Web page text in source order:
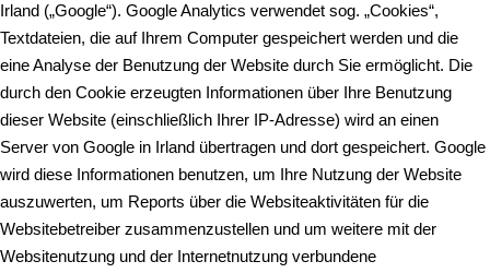
Irland („Google“). Google Analytics verwendet sog. „Cookies“,
Textdateien, die auf Ihrem Computer gespeichert werden und die
eine Analyse der Benutzung der Website durch Sie ermöglicht. Die
durch den Cookie erzeugten Informationen über Ihre Benutzung
dieser Website (einschließlich Ihrer IP-Adresse) wird an einen
Server von Google in Irland übertragen und dort gespeichert. Google
wird diese Informationen benutzen, um Ihre Nutzung der Website
auszuwerten, um Reports über die Websiteaktivitäten für die
Websitebetreiber zusammenzustellen und um weitere mit der
Websitenutzung und der Internetnutzung verbundene